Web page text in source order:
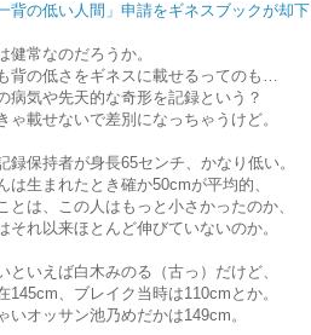
背の低い人間」申請をギネスブックが却下
健常なのだろうか。
背の低さをギネスに載せるってのも…
病気や先天的な奇形を記録という？
ゃ載せないで差別になっちゃうけど。
録保持者が身長65センチ、かなり低い。
は生まれたとき確か50cmが平均的、
とは、この人はもっと小さかったのか、
それ以来ほとんど伸びていないのか。
といえば白木みのる（古っ）だけど、
145cm、ブレイク当時は110cmとか。
いオッサン池乃めだかは149cm。